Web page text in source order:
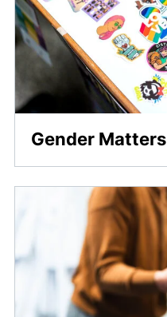
Gender Matters